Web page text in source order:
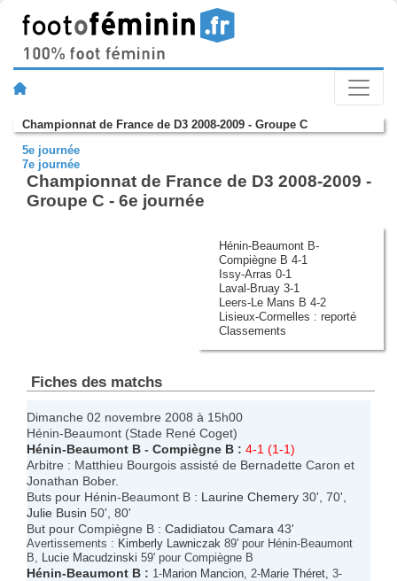
Championnat de France de D3 2008-2009 - Groupe C
5e journée
7e journée
Championnat de France de D3 2008-2009 -
Groupe C - 6e journée
Hénin-Beaumont B-
Compiègne B 4-1
Issy-Arras 0-1
Laval-Bruay 3-1
Leers-Le Mans B 4-2
Lisieux-Cormelles : reporté
Classements
Fiches des matchs
Dimanche 02 novembre 2008 à 15h00
Hénin-Beaumont (Stade René Coget)
Hénin-Beaumont B - Compiègne B : 4-1 (1-1)
Arbitre : Matthieu Bourgois assisté de Bernadette Caron et
Jonathan Bober.
Buts pour Hénin-Beaumont B : Laurine Chemery 30', 70',
Julie Busin 50', 80'
But pour Compiègne B : Cadidiatou Camara 43'
Avertissements : Kimberly Lawniczak 89' pour Hénin-Beaumont
B,
Lucie Macudzinski 59' pour Compiègne B
Hénin-Beaumont B : 1-Marion Mancion , 2-Marie Théret , 3-